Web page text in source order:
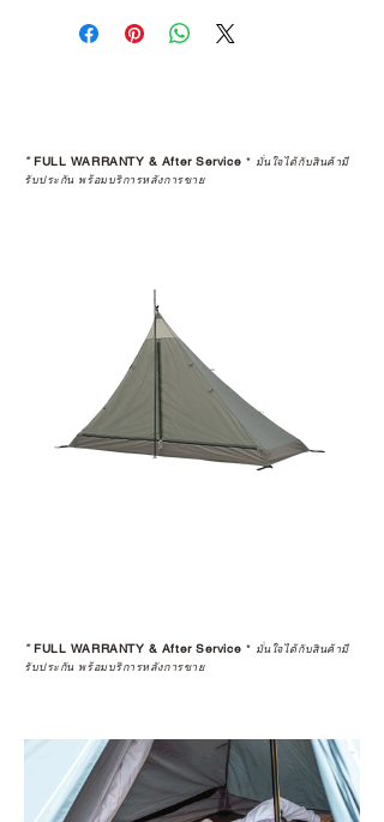
*FULL WARRANTY & After Service * มั่นใจได้กับสินค้ามี
รับประกัน พร้อมบริการหลังการขาย
*FULL WARRANTY & After Service * มั่นใจได้กับสินค้ามี
รับประกัน พร้อมบริการหลังการขาย